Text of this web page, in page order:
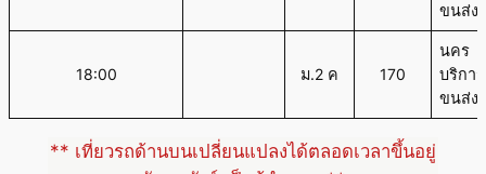
ขนส่ง
18:00 ม.2 ค 170
นคร
บริการ
ขนส่ง
** เที่ยวรถด้านบนเปลี่ยนแปลงได้ตลอดเวลาขึ้นอยู่